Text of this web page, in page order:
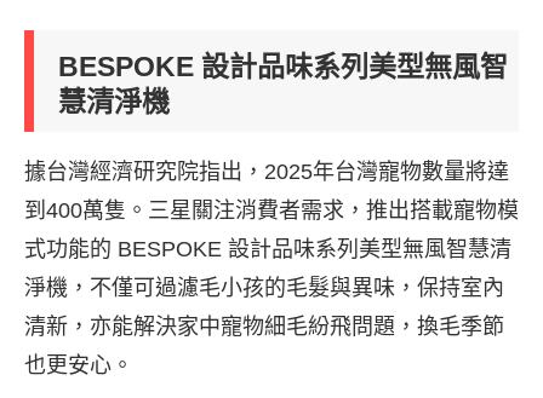
BESPOKE 設計品味系列美型無風智
慧清淨機
據台灣經濟研究院指出，2025年台灣寵物數量將達
到400萬隻。三星關注消費者需求，推出搭載寵物模
式功能的 BESPOKE 設計品味系列美型無風智慧清
淨機，不僅可過濾毛小孩的毛髮與異味，保持室內
清新，亦能解決家中寵物細毛紛飛問題，換毛季節
也更安心。